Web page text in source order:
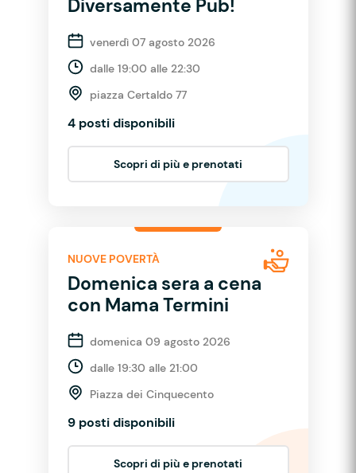
Diversamente Pub!
venerdì 07 agosto 2026
dalle 19:00 alle 22:30
piazza Certaldo 77
4 posti disponibili
Scopri di più e prenotati
NUOVE POVERTÀ
Domenica sera a cena
con Mama Termini
domenica 09 agosto 2026
dalle 19:30 alle 21:00
Piazza dei Cinquecento
9 posti disponibili
Scopri di più e prenotati